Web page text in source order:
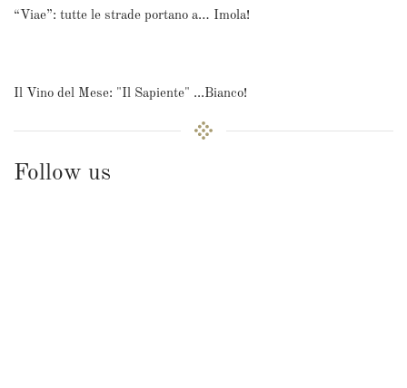
“Viae”: tutte le strade portano a… Imola!
Il Vino del Mese: "Il Sapiente" ...Bianco!
Follow us